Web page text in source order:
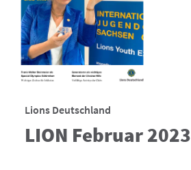
Lions Deutschland
LION Februar 2023